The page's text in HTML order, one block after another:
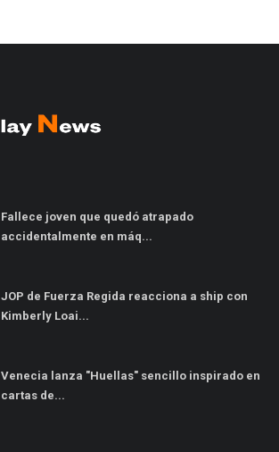
Fallece joven que quedó atrapado
accidentalmente en máq...
JOP de Fuerza Regida reacciona a ship con
Kimberly Loai...
Venecia lanza "Huellas" sencillo inspirado en
cartas de...